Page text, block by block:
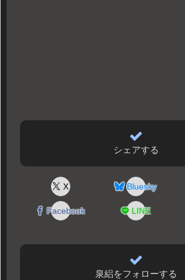
シェアする
X Bluesky
Facebook LINE
泉絽をフォローする